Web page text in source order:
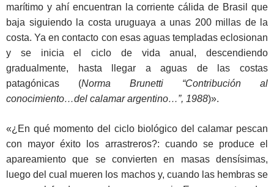
marítimo y ahí encuentran la corriente cálida de Brasil que
baja siguiendo la costa uruguaya a unas 200 millas de la
costa. Ya en contacto con esas aguas templadas eclosionan
y se inicia el ciclo de vida anual, descendiendo
gradualmente, hasta llegar a aguas de las costas
patagónicas (Norma Brunetti “Contribución al
conocimiento…del calamar argentino…”, 1988)».
«¿En qué momento del ciclo biológico del calamar pescan
con mayor éxito los arrastreros?: cuando se produce el
apareamiento que se convierten en masas densísimas,
luego del cual mueren los machos y, cuando las hembras se